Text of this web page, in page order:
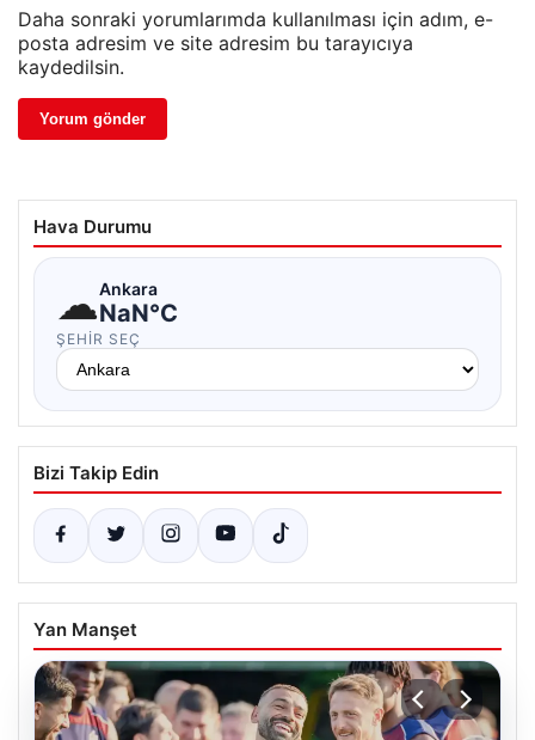
Daha sonraki yorumlarımda kullanılması için adım, e-
posta adresim ve site adresim bu tarayıcıya
kaydedilsin.
Hava Durumu
☁Ankara
NaN°C
ŞEHIR SEÇ
Bizi Takip Edin
Yan Manşet